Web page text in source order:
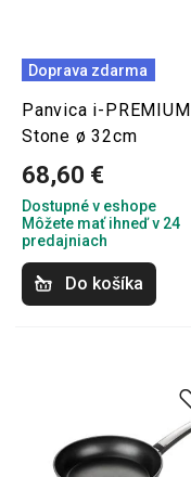
Doprava zdarma
Panvica i-PREMIUM
Stone ø 32cm
68,60 €
Dostupné v eshope
Môžete mať ihneď v 24
predajniach
Do košíka